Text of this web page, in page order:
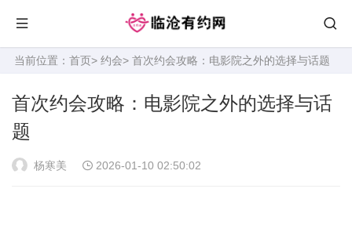
当前位置： 首页> 约会> 首次约会攻略：电影院之外的选择与话题
首次约会攻略：电影院之外的选择与话
题
杨寒美 2026-01-10 02:50:02